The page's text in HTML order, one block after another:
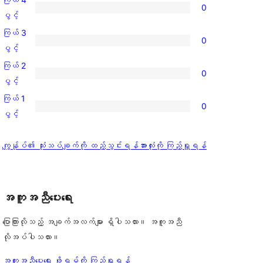
ပွင့်
အဆင့်
သုံးသပ်
1
စောင်
ကြယ်
4
ပွင့်
အဆင့်
သုံးသပ်
0
စောင်
ပွင့်
0
ကြယ်
3
ပွင့်
အဆင့်
သုံးသပ်
ကြယ် 3
ပွင့်
0
ကြယ်
2
ပွင့်
သုံးသပ်
ကြယ် 2
ပွင့်
0
ကြယ်
ပွင့်
စောင်
ကြယ် 1
ပွင့်
0
ကျွန်ုပ်၏ သုံးသပ်ချက်ကို ထည့်သွင်းရန်သုံးသပ်
အားလုံးကို ကြည့်ရှုရန်
အကူအညီပေးရေး
ပြောကြားလိုသည့် အချက်အလက်များ ရှိပါသလား။ အကူအညီ
လိုအပ်ပါသလား။
အကူအညီပေးရေး ဖိုရမ်ကို ကြည့်ရှုရန်